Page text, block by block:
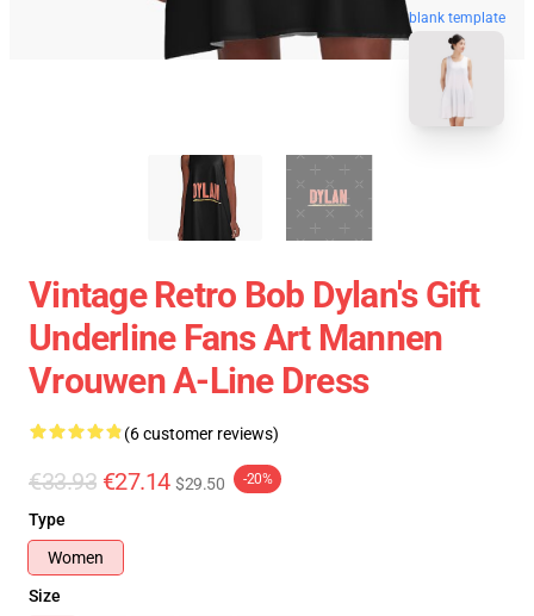
blank template
Vintage Retro Bob Dylan's Gift
Underline Fans Art Mannen
Vrouwen A-Line Dress
(6 customer reviews)
€33.93 €27.14 $29.50 -20%
Type
Women
Size